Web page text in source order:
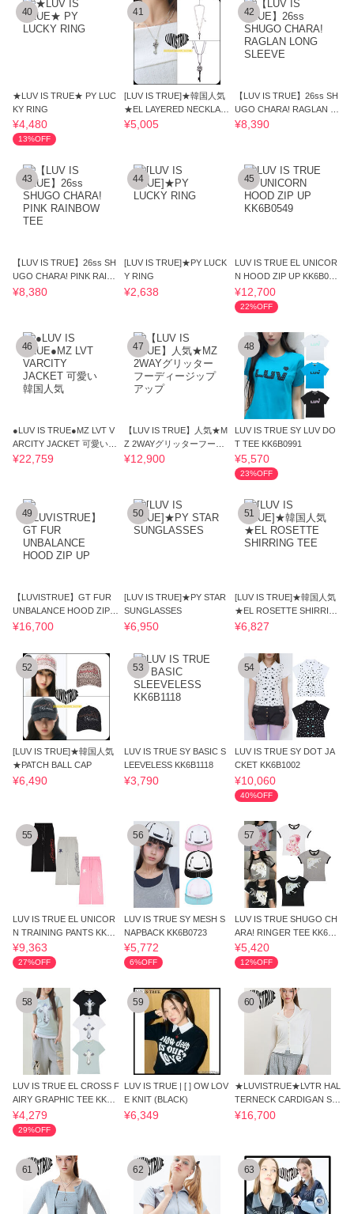
40
★LUV IS TRUE★ PY LUC
KY RING
¥4,480
13%OFF
41
[LUV IS TRUE]★韓国人気
★EL LAYERED NECKLAC
E
¥5,005
42
【LUV IS TRUE】26ss SH
UGO CHARA! RAGLAN L
ONG SLEEVE
¥8,390
43
【LUV IS TRUE】26ss SH
UGO CHARA! PINK RAINB
OW TEE
¥8,380
44
[LUV IS TRUE]★PY LUCK
Y RING
¥2,638
45
LUV IS TRUE EL UNICOR
N HOOD ZIP UP KK6B054
9
¥12,700
22%OFF
46
●LUV IS TRUE●MZ LVT V
ARCITY JACKET 可愛い
韓国人気
¥22,759
47
【LUV IS TRUE】人気★M
Z 2WAYグリッターフーデ
ィージップアップ
¥12,900
48
LUV IS TRUE SY LUV DO
T TEE KK6B0991
¥5,570
23%OFF
49
【LUVISTRUE】GT FUR
UNBALANCE HOOD ZIP U
P
¥16,700
50
[LUV IS TRUE]★PY STAR
SUNGLASSES
¥6,950
51
[LUV IS TRUE]★韓国人気
★EL ROSETTE SHIRRIN
G TEE
¥6,827
52
[LUV IS TRUE]★韓国人気
★PATCH BALL CAP
¥6,490
53
LUV IS TRUE SY BASIC S
LEEVELESS KK6B1118
¥3,790
54
LUV IS TRUE SY DOT JA
CKET KK6B1002
¥10,060
40%OFF
55
LUV IS TRUE EL UNICOR
N TRAINING PANTS KK6B
0553
¥9,363
27%OFF
56
LUV IS TRUE SY MESH S
NAPBACK KK6B0723
¥5,772
6%OFF
57
LUV IS TRUE SHUGO CH
ARA! RINGER TEE KK6B0
561
¥5,420
12%OFF
58
LUV IS TRUE EL CROSS F
AIRY GRAPHIC TEE KK6B
0556
¥4,279
29%OFF
59
LUV IS TRUE | [ ] OW LOV
E KNIT (BLACK)
¥6,349
60
★LUVISTRUE★LVTR HAL
TERNECK CARDIGAN SE
T(WHITE)★正規品
¥16,700
61 62 63